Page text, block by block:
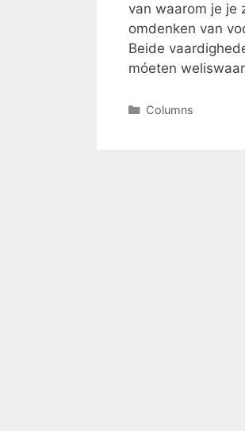
van waarom je je
omdenken van
Beide
móeten
Columns